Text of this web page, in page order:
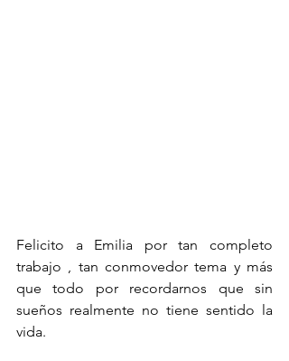
Felicito a Emilia por tan completo
trabajo , tan conmovedor tema y más
que todo por recordarnos que sin
sueños realmente no tiene sentido la
vida.